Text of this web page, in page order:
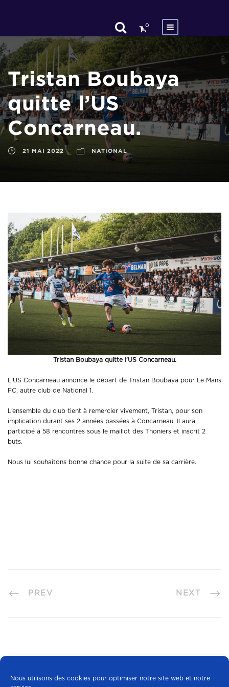
Nous utilisons des cookies pour optimiser notre site web et notre
0
Tristan Boubaya
quitte l’US
Concarneau.
21 MAI 2022 NATIONAL
Tristan Boubaya quitte l’US Concarneau.
L’US Concarneau annonce le départ de Tristan Boubaya pour Le Mans
FC, autre club de National 1.
L’ensemble du club tient à remercier vivement, Tristan, pour son
implication durant ses 2 années passées à Concarneau. Il aura
participé à 58 rencontres sous le maillot des Thoniers et inscrit 2
buts.
Nous lui souhaitons bonne chance pour la suite de sa carrière.
PREV NEXT